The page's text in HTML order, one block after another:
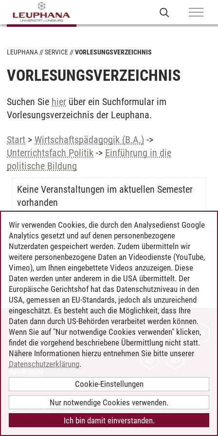
LEUPHANA SERVICE VORLESUNGSVERZEICHNIS
VORLESUNGSVERZEICHNIS
Suchen Sie hier über ein Suchformular im
Vorlesungsverzeichnis der Leuphana.
Start > Wirtschaftspädagogik (B.A.) ->
Unterrichtsfach Politik -> Einführung in die
politische Bildung
Keine Veranstaltungen im aktuellen Semester
vorhanden
Timo Leder/30.06.2024
KONTAKT
LEUPHANA ALS ARBEITGEBER
INTRANET
BARRIEREFREIHEIT
COOKIE-EINSTELLUNGEN
Wir verwenden Cookies, die durch den Analysedienst Google
Analytics gesetzt und auf denen personenbezogene
Nutzerdaten gespeichert werden. Zudem übermitteln wir
weitere personenbezogene Daten an Videodienste (YouTube,
Vimeo), um Ihnen eingebettete Videos anzuzeigen. Diese
Daten werden unter anderem in die USA übermittelt. Der
Europäische Gerichtshof hat das Datenschutzniveau in den
USA, gemessen an EU-Standards, jedoch als unzureichend
eingeschätzt. Es besteht auch die Möglichkeit, dass Ihre
Daten dann durch US-Behörden verarbeitet werden können.
Wenn Sie auf "Nur notwendige Cookies verwenden" klicken,
findet die vorgehend beschriebene Übermittlung nicht statt.
Nähere Informationen hierzu entnehmen Sie bitte unserer
Datenschutzerklärung.
Cookie-Einstellungen
Nur notwendige Cookies verwenden.
Ich bin damit einverstanden.